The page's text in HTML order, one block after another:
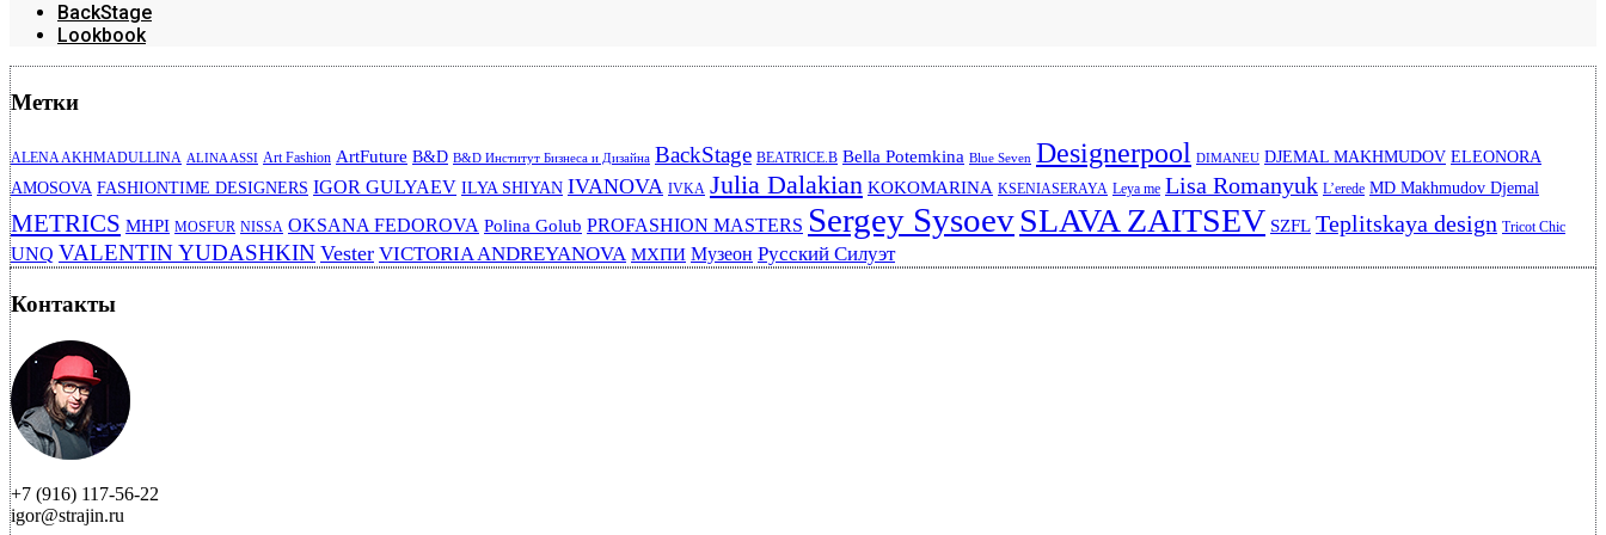
BackStage
Lookbook
Метки
ALENA AKHMADULLINA ALINA ASSI Art Fashion ArtFuture B&D B&D Институт Бизнеса и Дизайна BackStage BEATRICE.B Bella Potemkina Blue Seven Designerpool DIMANEU DJEMAL MAKHMUDOV ELEONORA
AMOSOVA FASHIONTIME DESIGNERS IGOR GULYAEV ILYA SHIYAN IVANOVA IVKA Julia Dalakian KOKOMARINA KSENIASERAYA Leya me Lisa Romanyuk L’erede MD Makhmudov Djemal
METRICS MHPI MOSFUR NISSA OKSANA FEDOROVA Polina Golub PROFASHION MASTERS Sergey SysoevSLAVA ZAITSEV SZFL Teplitskaya design Tricot Chic
UNQ VALENTIN YUDASHKIN Vester VICTORIA ANDREYANOVA МХПИ Музеон Русский Силуэт
Контакты
+7 (916) 117-56-22
igor@strajin.ru